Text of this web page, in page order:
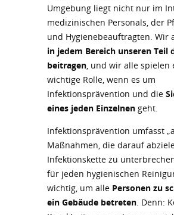
Umgebung liegt nicht nur im
medizinischen Personals, der
und Hygienebeauftragten. Wir
in jedem Bereich unseren Teil
beitragen, und wir alle spielen
wichtige Rolle, wenn es um
Infektionsprävention und die
eines jeden Einzelnen geht.
Infektionsprävention umfasst
Maßnahmen, die darauf
Infektionskette zu
für jeden hygienischen
wichtig, um alle Personen zu
ein Gebäude betreten. Denn: